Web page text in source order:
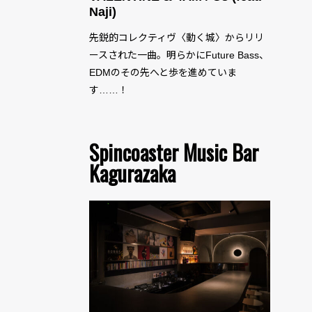
Naji)
先鋭的コレクティヴ〈動く城〉からリリ
ースされた一曲。明らかにFuture Bass、
EDMのその先へと歩を進めていま
す……！
Spincoaster Music Bar
Kagurazaka